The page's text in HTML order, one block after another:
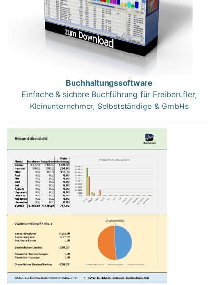
Buchhaltungssoftware
Einfache & sichere Buchführung für Freiberufler,
Kleinunternehmer, Selbstständige & GmbHs